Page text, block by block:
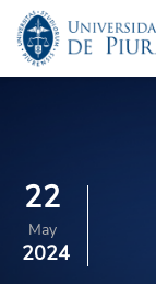
22
May
2024